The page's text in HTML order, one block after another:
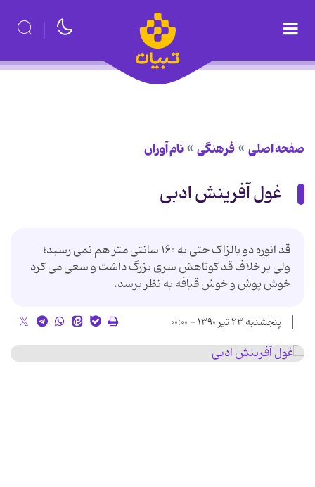
صفحه اصلی فرهنگی نام آوران
غول آفرینش ادبی
قد انوره دو بالزاک حتی به ۱۶۰ سانتی متر هم نمی رسید؛
ولی بر خلاف قد کوتاهش سری بزرگ داشت و سعی می کرد
خوش پوش و خوش قیافه به نظر برسد.
پنجشنبه ۲۳ تیر ۱۳۹۰ - ۰۰:۰۰